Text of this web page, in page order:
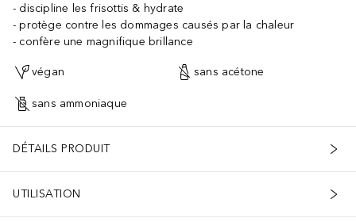
discipline les frisottis & hydrate
protège contre les dommages causés par la chaleur
confère une magnifique brillance
végan sans acétone
sans ammoniaque
DÉTAILS PRODUIT
UTILISATION